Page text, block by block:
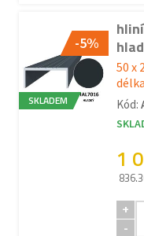
-5%
SKLADEM
50 x
Kód:
1
+
-